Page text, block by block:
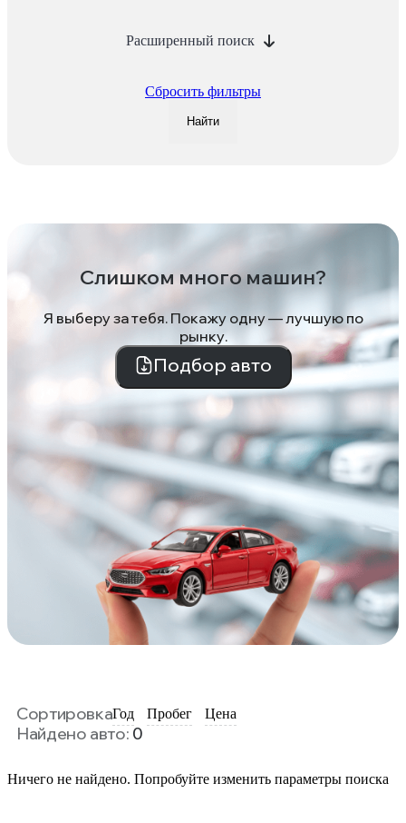
Расширенный поиск
Сбросить фильтры
Найти
Слишком много машин?
Я выберу за тебя. Покажу одну — лучшую по
рынку.
Подбор авто
СортировкаГод Пробег Цена
Найдено авто: 0
Ничего не найдено. Попробуйте изменить параметры поиска